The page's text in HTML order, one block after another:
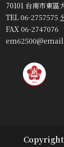
70101 台南市東區
TEL 06-2757575
FAX 06-2747076
Copyright